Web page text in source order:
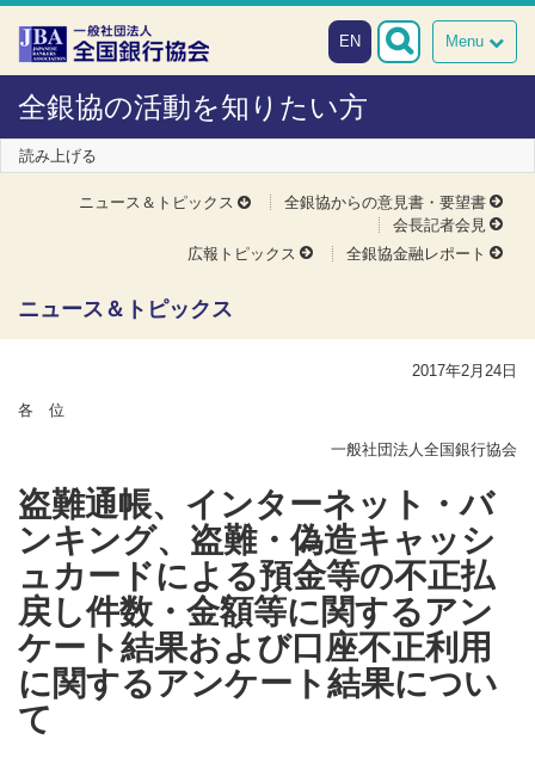
本文へスキップ
障がい者向け相談窓口
Menu
EN
全銀協の活動を知りたい方
読み上げる
ニュース＆トピックス
全銀協からの意見書・要望書
会長記者会見
広報トピックス
全銀協金融レポート
ニュース＆トピックス
2017年2月24日
各 位
一般社団法人全国銀行協会
盗難通帳、インターネット・バ
ンキング、盗難・偽造キャッシ
ュカードによる預金等の不正払
戻し件数・金額等に関するアン
ケート結果および口座不正利用
に関するアンケート結果につい
て